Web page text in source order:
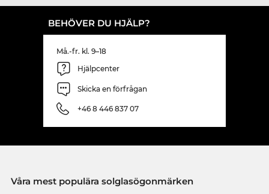
BEHÖVER DU HJÄLP?
Må.-fr. kl. 9–18
Hjälpcenter
Skicka en förfrågan
+46 8 446 837 07
Våra mest populära solglasögonmärken